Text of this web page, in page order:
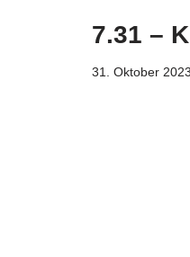
7.31 –
31. Oktober 2023